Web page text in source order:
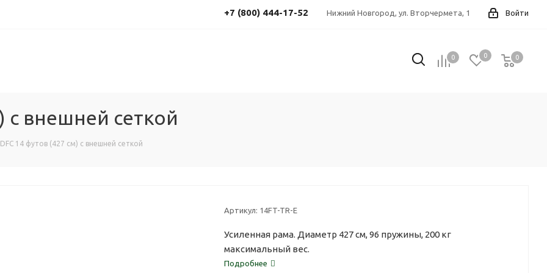
Войти
Нижний Новгород, ул. Вторчермета, 1
+7 (800) 444-17-52
0 0 0
0
с внешней сеткой
14 футов (427 см) с внешней сеткой
Артикул: 14FT-TR-E
Усиленная рама. Диаметр 427 см, 96 пружины, 200 кг
максимальный вес.
Подробнее